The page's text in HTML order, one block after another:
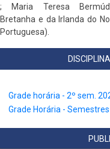
; Maria Teresa
Bretanha e da Irlanda do
Portuguesa).
Grade horária - 2º sem.
Grade Horária -